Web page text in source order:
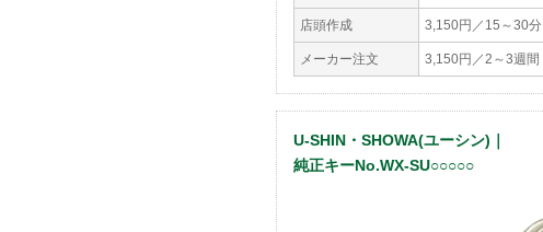
店頭作成 3,150円／15～30分
メーカー注文 3,150円／2～3週間
U-SHIN・SHOWA(ユーシン)｜
純正キーNo.WX-SU○○○○○